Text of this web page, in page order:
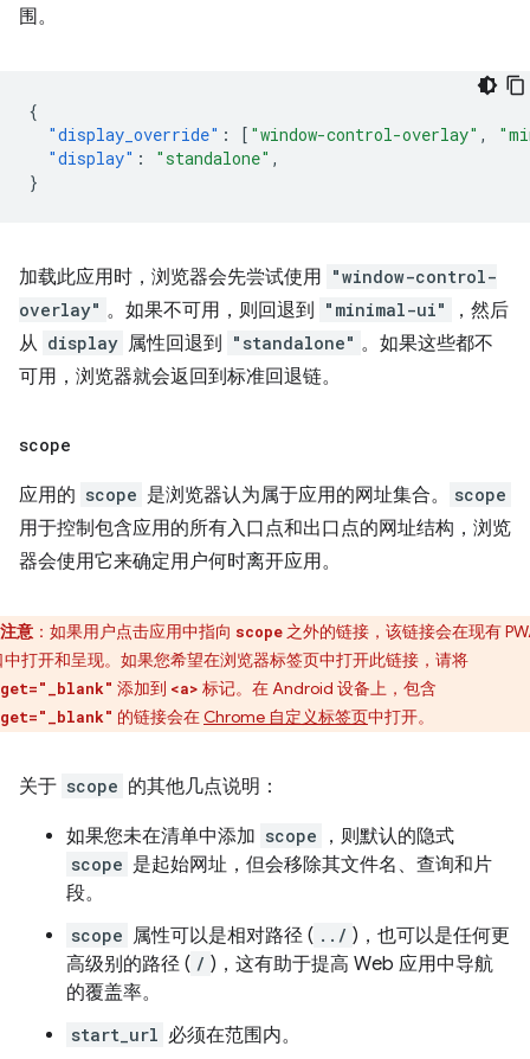
围。
{
"display_override" : [ "window-control-overlay" ,
"display" : "standalone" ,
}
加载此应用时，浏览器会先尝试使用 "window-control-
overlay" 。如果不可用，则回退到 "minimal-ui"
，然后
从 display 属性回退到 "standalone" 。如果这些都不
可用，浏览器就会返回到标准回退链。
scope
应用的 scope 是浏览器认为属于应用的网址集合。 scope
用于控制包含应用的所有入口点和出口点的网址结构，浏览
器会使用它来确定用户何时离开应用。
注意 ：如果用户点击应用中指向 scope 之外的链接，该链接会在现有
中打开和呈现。如果您希望在浏览器标签页中打开此链接，请将
添加到 <a> 标记。在 Android 设备上，包含
的链接会在Chrome 自定义标签页中打开。
关于 scope 的其他几点说明：
如果您未在清单中添加 scope ，则默认的隐式
scope 是起始网址，但会移除其文件名、查询和片
段。
scope 属性可以是相对路径 ( ../ )，也可以是任何更
高级别的路径 ( / )，这有助于提高 Web 应用中导航
的覆盖率。
start_url 必须在范围内。